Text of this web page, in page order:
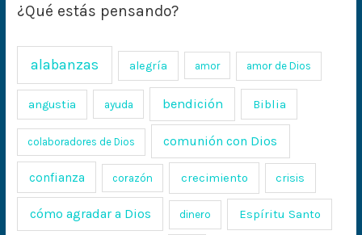
¿Qué estás pensando?
alabanzas alegría amor amor de Dios
angustia ayuda bendición Biblia
colaboradores de Dios comunión con Dios
confianza corazón crecimiento crisis
cómo agradar a Dios dinero Espíritu Santo